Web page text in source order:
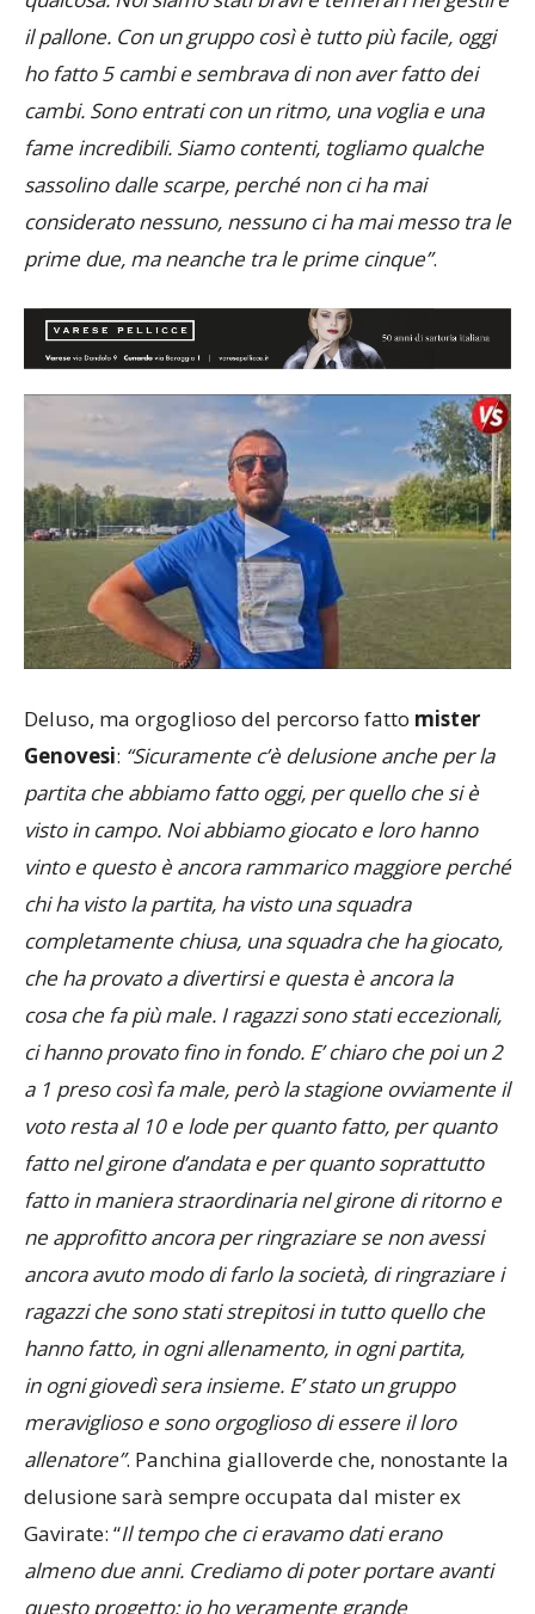
qualcosa. Noi siamo stati bravi e temerari nel gestire
il pallone. Con un gruppo così è tutto più facile, oggi
cambi. Sono entrati con un ritmo, una voglia e una
fame incredibili. Siamo contenti, togliamo qualche
sassolino dalle scarpe, perché non ci ha mai
prime due, ma neanche tra le prime cinque”
Deluso, ma orgoglioso del percorso fattomister
Genovesi: “Sicuramente c’è delusione anche per la
partita che abbiamo fatto oggi, per quello che si è
visto in campo. Noi abbiamo giocato e loro hanno
vinto e questo è ancora rammarico maggiore perché
chi ha visto la partita, ha visto una squadra
completamente chiusa, una squadra che ha giocato,
che ha provato a divertirsi e questa è ancora la
cosa che fa più male. I ragazzi sono stati eccezionali,
ci hanno provato fino in fondo. E’ chiaro che poi un 2
a 1 preso così fa male, però la stagione ovviamente il
voto resta al 10 e lode per quanto fatto, per quanto
fatto nel girone d’andata e per quanto soprattutto
fatto in maniera straordinaria nel girone di ritorno e
ne approfitto ancora per ringraziare se non avessi
ancora avuto modo di farlo la società, di ringraziare i
ragazzi che sono stati strepitosi in tutto quello che
hanno fatto, in ogni allenamento, in ogni partita,
in ogni giovedì sera insieme. E’ stato un gruppo
meraviglioso e sono orgoglioso di essere il loro
allenatore”. Panchina gialloverde che, nonostante la
delusione sarà sempre occupata dal mister ex
Gavirate: “Il tempo che ci eravamo dati erano